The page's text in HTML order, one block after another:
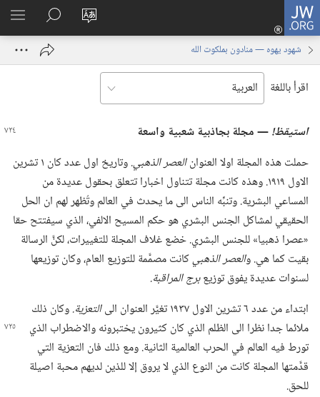
JW.ORG
تغيير
الموقع
تسجيل
الدخول
نافذة
البحث
في
JW.‎ORG
شهود يهوه —‏ منادون بملكوت الله
اقرأ باللغة
استيقظ!‏—‏ مجلة بجاذبية شعبية واسعة
حملت هذه المجلة اولا العنوانالعصر الذهبي.‏
وتاريخ اول عدد كان ١ تشرين
الاول ١٩١٩.‏ وهذه كانت مجلة تتناول اخبارا تتعلق بحقول عديدة من
المساعي البشرية.‏ وتنبِّه الناس الى ما يحدث في العالم وتُظهر لهم ان الحل
الحقيقي لمشاكل الجنس البشري هو حكم المسيح الالفي،‏ الذي سيفتتح حقا
«عصرا ذهبيا» للجنس البشري.‏ خضع غلاف المجلة للتغييرات،‏ لكنَّ الرسالة
بقيت كما هي.‏ والعصر الذهبيكانت مصمَّمة للتوزيع العام،‏ وكان توزيعها
لسنوات عديدة يفوق توزيعبرج المراقبة.‏
ابتداء من عدد ٦ تشرين الاول ١٩٣٧ تغيَّر العنوان الى
التعزية.‏وكان ذلك
ملائما جدا نظرا الى الظلم الذي كان كثيرون يختبرونه والاضطراب الذي
تورط فيه العالم في الحرب العالمية الثانية.‏ ومع ذلك فان التعزية التي
قدَّمتها المجلة كانت من النوع الذي لا يروق إلا للذين لديهم محبة اصيلة
للحق.‏